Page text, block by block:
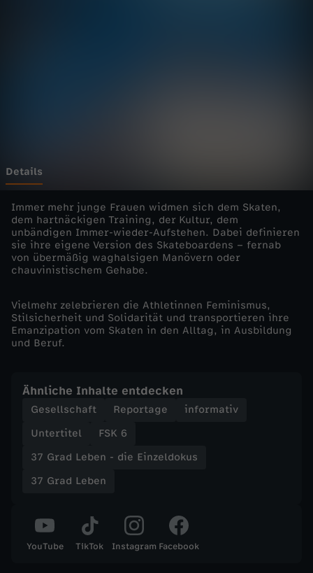
d
i
e
E
i
n
e
l
d
o
k
Details
Immer mehr junge Frauen widmen sich dem Skaten,
dem hartnäckigen Training, der Kultur, dem
unbändigen Immer-wieder-Aufstehen. Dabei definieren
sie ihre eigene Version des Skateboardens – fernab
von übermäßig waghalsigen Manövern oder
chauvinistischem Gehabe.
Vielmehr zelebrieren die Athletinnen Feminismus,
Stilsicherheit und Solidarität und transportieren ihre
Emanzipation vom Skaten in den Alltag, in Ausbildung
und Beruf.
Ähnliche Inhalte entdecken
Gesellschaft Reportage
informativ
Untertitel
FSK 6
37 Grad Leben - die Einzeldokus
37 Grad Leben
YouTube TikTok Instagram Facebook